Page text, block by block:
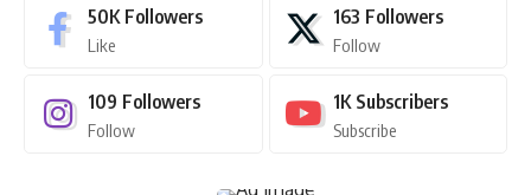
50K Followers
Like
163 Followers
Follow
109 Followers
Follow
1K Subscribers
Subscribe